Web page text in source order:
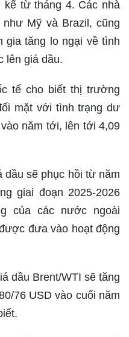
từ tháng 4. Các nhà
Mỹ và Brazil, cũng
gia tăng lo ngại về tình
lên giá dầu.
tế cho biết thị trường
mặt với tình trạng dư
năm tới, lên tới 4,09
dầu sẽ phục hồi từ năm
giai đoạn 2025-2026
của các nước ngoài
đưa vào hoạt động
dầu Brent/WTI sẽ tăng
76 USD vào cuối năm